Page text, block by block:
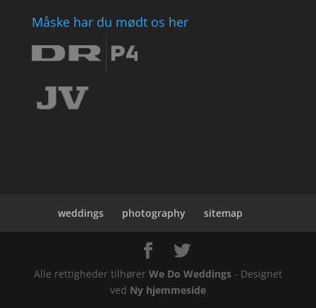
Måske har du mødt os her
weddings photography sitemap
Alle rettigheder tilhører We Do Weddings- Designet
ved Ny hjemmeside